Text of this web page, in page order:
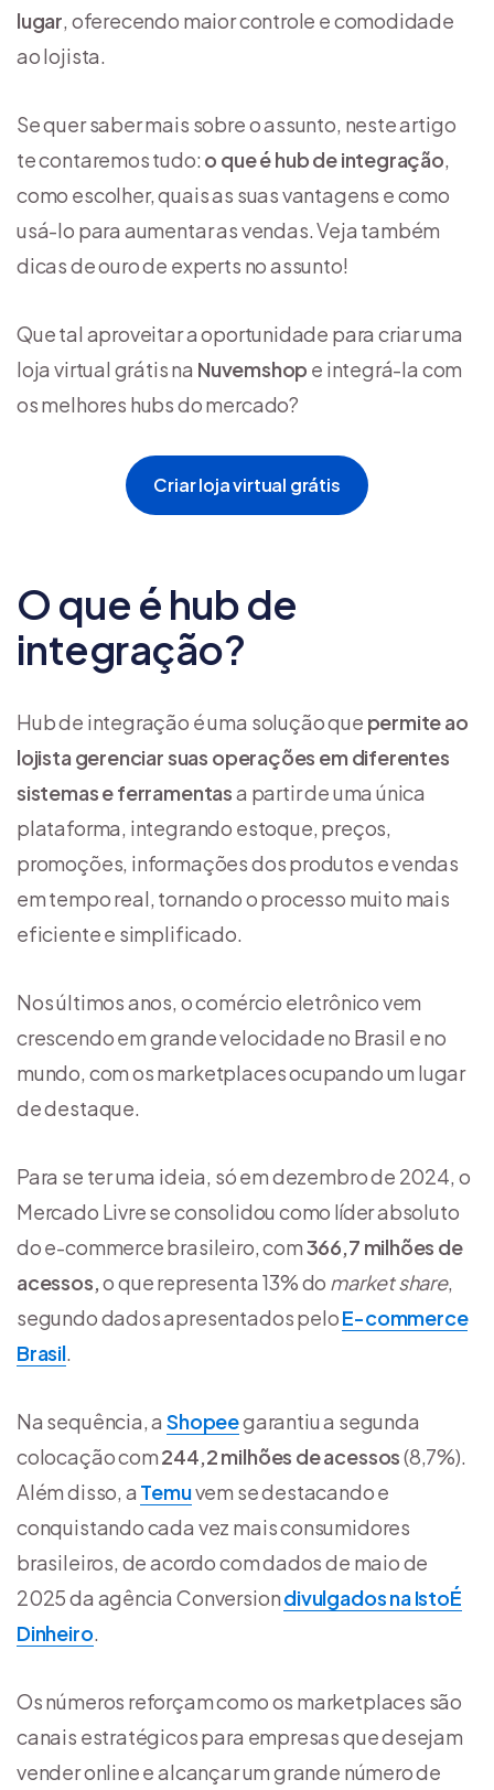
lugar, oferecendo maior controle e comodidade
ao lojista.
Se quer saber mais sobre o assunto, neste artigo
te contaremos tudo: o que é hub de integração,
como escolher, quais as suas vantagens e como
usá-lo para aumentar as vendas. Veja também
dicas de ouro de experts no assunto!
Que tal aproveitar a oportunidade para criar uma
loja virtual grátis na Nuvemshop e integrá-la com
os melhores hubs do mercado?
Criar loja virtual grátis
O que é hub de
integração?
Hub de integração é uma solução que permite ao
lojista gerenciar suas operações em diferentes
sistemas e ferramentasa partir de uma única
plataforma, integrando estoque, preços,
promoções, informações dos produtos e vendas
em tempo real, tornando o processo muito mais
eficiente e simplificado.
Nos últimos anos, o comércio eletrônico vem
crescendo em grande velocidade no Brasil e no
mundo, com os marketplaces ocupando um lugar
de destaque.
Para se ter uma ideia, só em dezembro de 2024, o
Mercado Livre se consolidou como líder absoluto
do e-commerce brasileiro, com366,7 milhões de
acessos,o que representa 13% do market share,
segundo dados apresentados peloE-commerce
Brasil.
Na sequência, aShopeegarantiu a segunda
colocação com244,2 milhões de acessos(8,7%).
Além disso, a Temuvem se destacando e
conquistando cada vez mais consumidores
brasileiros, de acordo com dados de maio de
2025 da agência Conversiondivulgados na IstoÉ
Dinheiro.
Os números reforçam como os marketplaces são
canais estratégicos para empresas que desejam
vender online e alcançar um grande número de